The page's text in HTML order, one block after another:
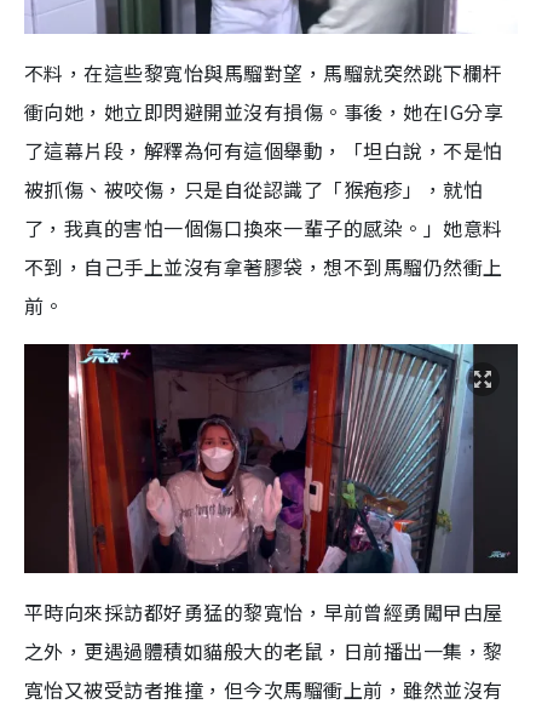
不料，在這些黎寬怡與馬騮對望，馬騮就突然跳下欄杆
衝向她，她立即閃避開並沒有損傷。事後，她在IG分享
了這幕片段，解釋為何有這個舉動，「坦白說，不是怕
被抓傷、被咬傷，只是自從認識了「猴疱疹」，就怕
了，我真的害怕一個傷口換來一輩子的感染。」她意料
不到，自己手上並沒有拿著膠袋，想不到馬騮仍然衝上
前。
平時向來採訪都好勇猛的黎寬怡，早前曾經勇闖曱甴屋
之外，更遇過體積如貓般大的老鼠，日前播出一集，黎
寬怡又被受訪者推撞，但今次馬騮衝上前，雖然並沒有